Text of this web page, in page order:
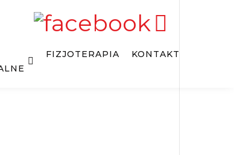
FIZJOTERAPIA KONTAKT